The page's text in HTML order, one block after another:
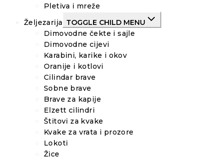
Pletiva i mreže
Željezarija TOGGLE CHILD MENU
Dimovodne čekte i sajle
Dimovodne cijevi
Karabini, karike i okov
Oranije i kotlovi
Cilindar brave
Sobne brave
Brave za kapije
Elzett cilindri
Štitovi za kvake
Kvake za vrata i prozore
Lokoti
Žice